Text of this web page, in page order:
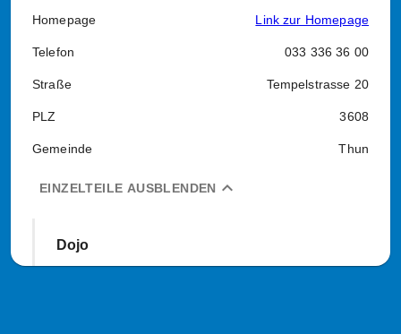
Homepage Link zur Homepage
Telefon 033 336 36 00
Straße Tempelstrasse 20
PLZ 3608
Gemeinde Thun
expand_less
EINZELTEILE AUSBLENDEN
Dojo